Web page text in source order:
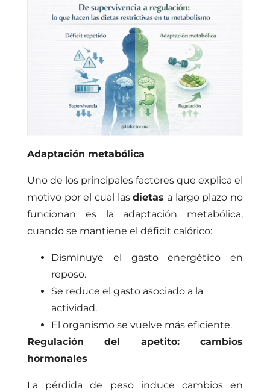
Adaptación metabólica
Uno de los principales factores que explica el
motivo por el cual lasdietas a largo plazo no
funcionan es la adaptación metabólica,
cuando se mantiene el déficit calórico:
Disminuye el gasto energético en
reposo.
Se reduce el gasto asociado a la
actividad.
El organismo se vuelve más eficiente.
Regulación del apetito: cambios
hormonales
La pérdida de peso induce cambios en